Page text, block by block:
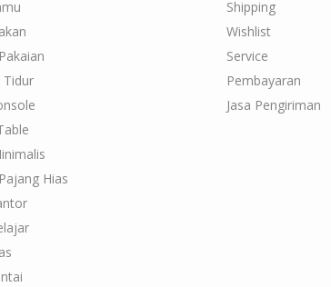
Hias
Shipping
Wishlist
Service
Pembayaran
Jasa Pengiriman